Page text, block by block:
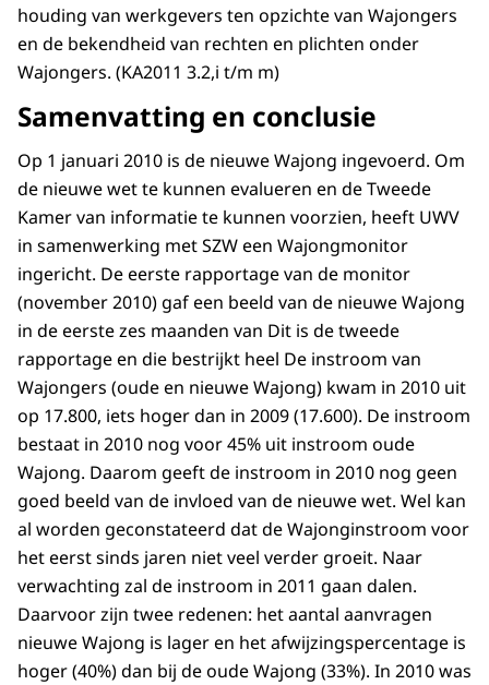
houding van werkgevers ten opzichte van Wajongers
en de bekendheid van rechten en plichten onder
Wajongers. (KA2011 3.2,i t/m m)
Samenvatting en conclusie
Op 1 januari 2010 is de nieuwe Wajong ingevoerd. Om
de nieuwe wet te kunnen evalueren en de Tweede
Kamer van informatie te kunnen voorzien, heeft UWV
in samenwerking met SZW een Wajongmonitor
ingericht. De eerste rapportage van de monitor
(november 2010) gaf een beeld van de nieuwe Wajong
in de eerste zes maanden van Dit is de tweede
rapportage en die bestrijkt heel De instroom van
Wajongers (oude en nieuwe Wajong) kwam in 2010 uit
op 17.800, iets hoger dan in 2009 (17.600). De instroom
bestaat in 2010 nog voor 45% uit instroom oude
Wajong. Daarom geeft de instroom in 2010 nog geen
goed beeld van de invloed van de nieuwe wet. Wel kan
al worden geconstateerd dat de Wajonginstroom voor
het eerst sinds jaren niet veel verder groeit. Naar
verwachting zal de instroom in 2011 gaan dalen.
Daarvoor zijn twee redenen: het aantal aanvragen
nieuwe Wajong is lager en het afwijzingspercentage is
hoger (40%) dan bij de oude Wajong (33%). In 2010 was